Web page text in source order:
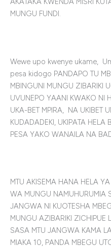
MUNGU FUNDI.
Wewe upo kwenye ukame,
pesa kidogo PANDAPO TU
MBINGUNI MUNGU ZIBARIKI
UVUNEPO YAANI KWAKO NI
UKA-BET MPIRA, NA UKIBET
KUDADADEKI, UKIPATA
PESA YAKO WANAILA NA
MTU AKISEMA HANA HELA
WA MUNGU NAMUHURUMIA
JANGWA NI KUOTESHA
MUNGU AZIBARIKI ZICHIPUE
SASA MTU JANGWA KAMA
MIAKA 10, PANDA MBEGU